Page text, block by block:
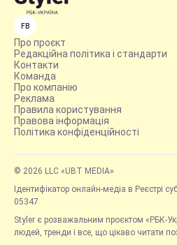
FB
Про проєкт
Редакційна політика і стандарти
Контакти
Команда
Про компанію
Реклама
Правила користування
Правова інформація
Політика конфіденційності
© 2026 LLC «UBT MEDIA»
Ідентифікатор онлайн-медіа в Реєстрі
05347
Styler є розважальним проєктом «РБК-
людей, тренди і все, що цікаво читати